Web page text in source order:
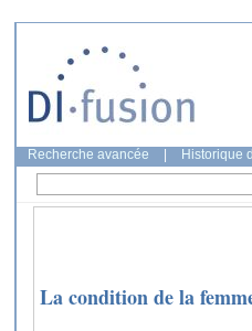
Recherche avancée Historique
La condition de la